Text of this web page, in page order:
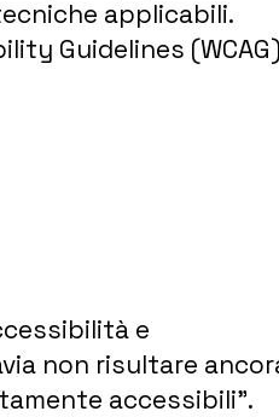
applicabili.
Guidelines (WCAG)
e
non risultare
accessibili”.